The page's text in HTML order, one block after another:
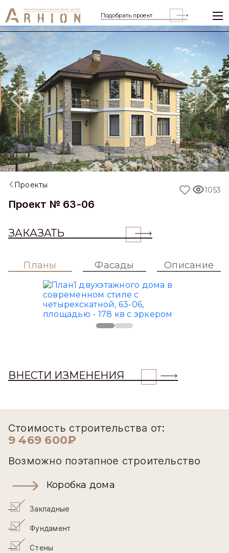
Подобрать проект
Previous
Проекты
Проект № 63-06
ЗАКАЗАТЬ
1053
Планы Фасады Описание
ВНЕСТИ ИЗМЕНЕНИЯ
Стоимость строительства от:
9 469 600₽
Возможно поэтапное строительство
Коробка дома
Закладные
Фундамент
Стены